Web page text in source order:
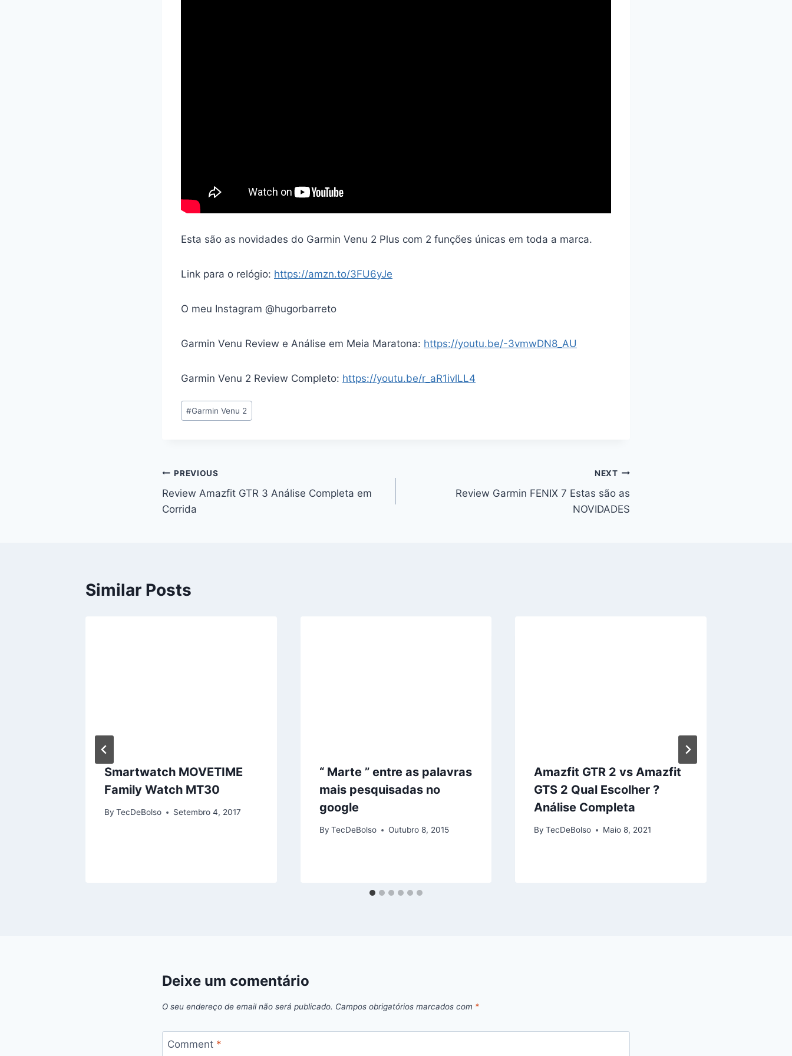
Esta são as novidades do Garmin Venu 2 Plus com 2 funções únicas em toda a marca.
Link para o relógio: https://amzn.to/3FU6yJe
O meu Instagram @hugorbarreto
Garmin Venu Review e Análise em Meia Maratona: https://youtu.be/-3vmwDN8_AU
Garmin Venu 2 Review Completo: https://youtu.be/r_aR1ivlLL4
Post
Tags:
#Garmin Venu 2
Navegação
de
PREVIOUS
Review Amazfit GTR 3 Análise Completa em
Corrida
NEXT
Review Garmin FENIX 7 Estas são as
NOVIDADES
Similar Posts
Smartwatch MOVETIME
Family Watch MT30
By TecDeBolso Setembro 4, 2017
“ Marte ” entre as palavras
mais pesquisadas no
google
By TecDeBolso Outubro 8, 2015
Amazfit GTR 2 vs Amazfit
GTS 2 Qual Escolher ?
Análise Completa
By TecDeBolso Maio 8, 2021
Deixe um comentário
O seu endereço de email não será publicado. Campos obrigatórios marcados com *
Comment *